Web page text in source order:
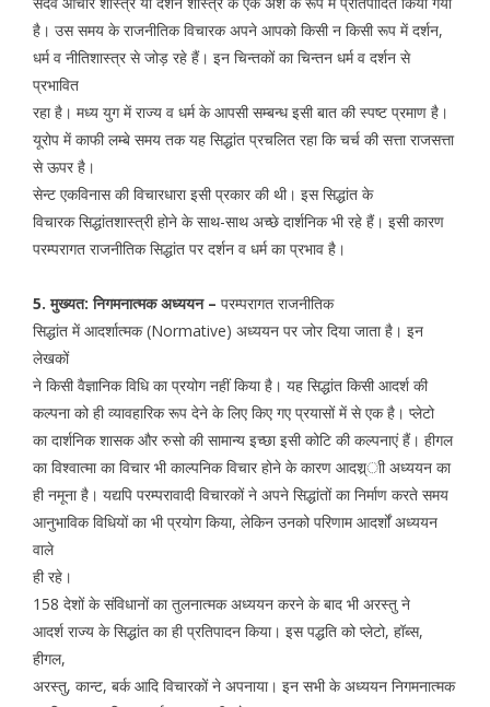
है। उस समय के राजनीतिक विचारक अपने आपको किसी न किसी रूप में दर्शन,
धर्म व नीतिशास्त्र से जोड़ रहे हैं। इन चिन्तकों का चिन्तन धर्म व दर्शन से
प्रभावित
रहा है। मध्य युग में राज्य व धर्म के आपसी सम्बन्ध इसी बात की स्पष्ट प्रमाण है।
यूरोप में काफी लम्बे समय तक यह सिद्धांत प्रचलित रहा कि चर्च की सत्ता राजसत्ता
से ऊपर है।
सेन्ट एकविनास की विचारधारा इसी प्रकार की थी। इस सिद्धांत के
विचारक सिद्धांतशास्त्री होने के साथ-साथ अच्छे दार्शनिक भी रहे हैं। इसी कारण
परम्परागत राजनीतिक सिद्धांत पर दर्शन व धर्म का प्रभाव है।
5. मुख्यत: निगमनात्मक अध्ययन – परम्परागत राजनीतिक
सिद्धांत में आदर्शात्मक (Normative) अध्ययन पर जोर दिया जाता है। इन
लेखकों
ने किसी वैज्ञानिक विधि का प्रयोग नहीं किया है। यह सिद्धांत किसी आदर्श की
कल्पना को ही व्यावहारिक रूप देने के लिए किए गए प्रयासों में से एक है। प्लेटो
का दार्शनिक शासक और रुसो की सामान्य इच्छा इसी कोटि की कल्पनाएं हैं। हीगल
का विश्वात्मा का विचार भी काल्पनिक विचार होने के कारण आदश्र्ाी अध्ययन का
ही नमूना है। यद्यपि परम्परावादी विचारकों ने अपने सिद्धांतों का निर्माण करते समय
आनुभाविक विधियों का भी प्रयोग किया, लेकिन उनको परिणाम आदर्शों अध्ययन
वाले
ही रहे।
158 देशों के संविधानों का तुलनात्मक अध्ययन करने के बाद भी अरस्तु ने
आदर्श राज्य के सिद्धांत का ही प्रतिपादन किया। इस पद्धति को प्लेटो, हॉब्स,
हीगल,
अरस्तु, कान्ट, बर्क आदि विचारकों ने अपनाया। इन सभी के अध्ययन निगमनात्मक